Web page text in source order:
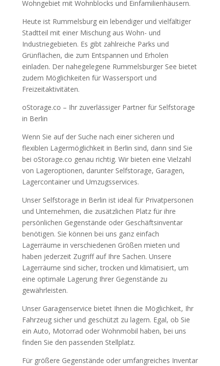
Wohngebiet mit Wohnblocks und Einfamilienhäusern.
Heute ist Rummelsburg ein lebendiger und vielfältiger
Stadtteil mit einer Mischung aus Wohn- und
Industriegebieten. Es gibt zahlreiche Parks und
Grünflächen, die zum Entspannen und Erholen
einladen. Der nahegelegene Rummelsburger See bietet
zudem Möglichkeiten für Wassersport und
Freizeitaktivitäten.
oStorage.co – Ihr zuverlässiger Partner für Selfstorage
in Berlin
Wenn Sie auf der Suche nach einer sicheren und
flexiblen Lagermöglichkeit in Berlin sind, dann sind Sie
bei oStorage.co genau richtig. Wir bieten eine Vielzahl
von Lageroptionen, darunter Selfstorage, Garagen,
Lagercontainer und Umzugsservices.
Unser Selfstorage in Berlin ist ideal für Privatpersonen
und Unternehmen, die zusätzlichen Platz für ihre
persönlichen Gegenstände oder Geschäftsinventar
benötigen. Sie können bei uns ganz einfach
Lagerräume in verschiedenen Größen mieten und
haben jederzeit Zugriff auf Ihre Sachen. Unsere
Lagerräume sind sicher, trocken und klimatisiert, um
eine optimale Lagerung Ihrer Gegenstände zu
gewährleisten.
Unser Garagenservice bietet Ihnen die Möglichkeit, Ihr
Fahrzeug sicher und geschützt zu lagern. Egal, ob Sie
ein Auto, Motorrad oder Wohnmobil haben, bei uns
finden Sie den passenden Stellplatz.
Für größere Gegenstände oder umfangreiches Inventar